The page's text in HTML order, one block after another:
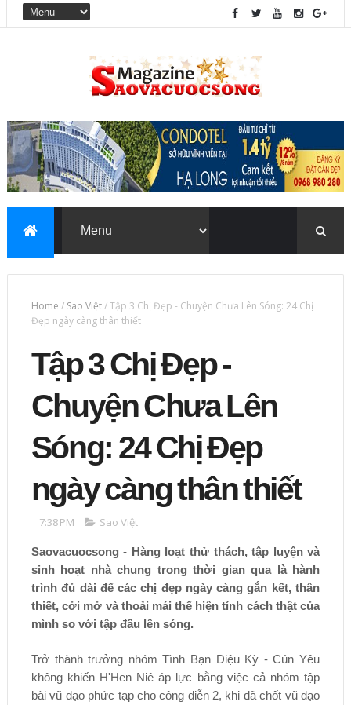
Home / Sao Việt/Tập 3 Chị Đẹp - Chuyện Chưa Lên Sóng: 24 Chị
Đẹp ngày càng thân thiết
Tập 3 Chị Đẹp -
Chuyện Chưa Lên
Sóng: 24 Chị Đẹp
ngày càng thân thiết
7:38 PM Sao Việt
Saovacuocsong - Hàng loạt thử thách, tập luyện và
sinh hoạt nhà chung trong thời gian qua là hành
trình đủ dài để các chị đẹp ngày càng gắn kết, thân
thiết, cởi mở và thoải mái thể hiện tính cách thật của
mình so với tập đầu lên sóng.
Trở thành trưởng nhóm Tình Bạn Diệu Kỳ - Cún Yêu
không khiến H'Hen Niê áp lực bằng việc cả nhóm tập
bài vũ đạo phức tạp cho công diễn 2, khi đã chốt vũ đạo